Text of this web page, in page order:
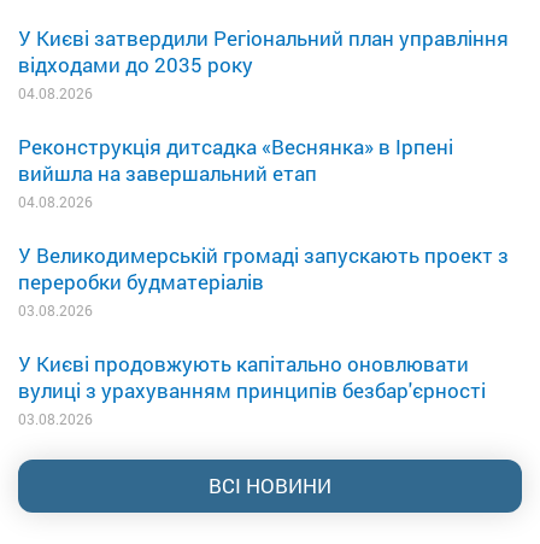
У Києві затвердили Регіональний план управління
відходами до 2035 року
04.08.2026
Реконструкція дитсадка «Веснянка» в Ірпені
вийшла на завершальний етап
04.08.2026
У Великодимерській громаді запускають проект з
переробки будматеріалів
03.08.2026
У Києві продовжують капітально оновлювати
вулиці з урахуванням принципів безбар'єрності
03.08.2026
ВСІ НОВИНИ